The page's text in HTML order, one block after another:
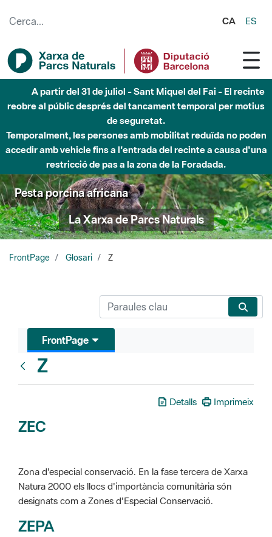
CA ES
A partir del 31 de juliol - Sant Miquel del Fai - El recinte
reobre al públic després del tancament temporal per motius
de seguretat.
Temporalment, les persones amb mobilitat reduïda no poden
accedir amb vehicle fins a l'entrada del recinte a causa d'una
restricció de pas a la zona de la Foradada.
Pesta porcina africana
La Xarxa de Parcs Naturals
FrontPage Glosari Z
FrontPage
Z
Detalls Imprimeix
ZEC
Zona d'especial conservació. En la fase tercera de Xarxa
Natura 2000 els llocs d'importància comunitària són
designats com a Zones d'Especial Conservació.
ZEPA